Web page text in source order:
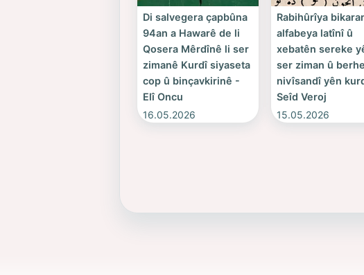
Di salvegera çapbûna
94an a Hawarê de li
Qosera Mêrdînê li ser
zimanê Kurdî siyaseta
cop û binçavkirinê -
Elî Oncu
16.05.2026
Rabihûrîya
alfabeya latînî û
xebatên sereke
ser ziman û
nivîsandî yên
Seîd Veroj
15.05.2026